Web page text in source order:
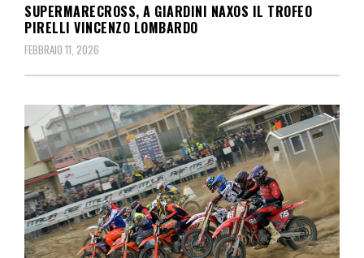
SUPERMARECROSS, A GIARDINI NAXOS IL TROFEO
PIRELLI VINCENZO LOMBARDO
FEBBRAIO 11, 2026